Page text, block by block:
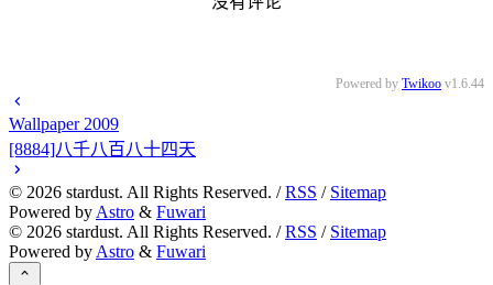
Powered by Twikoo v1.6.44
Wallpaper 2009
[8884]八千八百八十四天
© 2026 stardust. All Rights Reserved. /RSS / Sitemap
Powered by Astro & Fuwari
© 2026 stardust. All Rights Reserved. /RSS / Sitemap
Powered by Astro & Fuwari